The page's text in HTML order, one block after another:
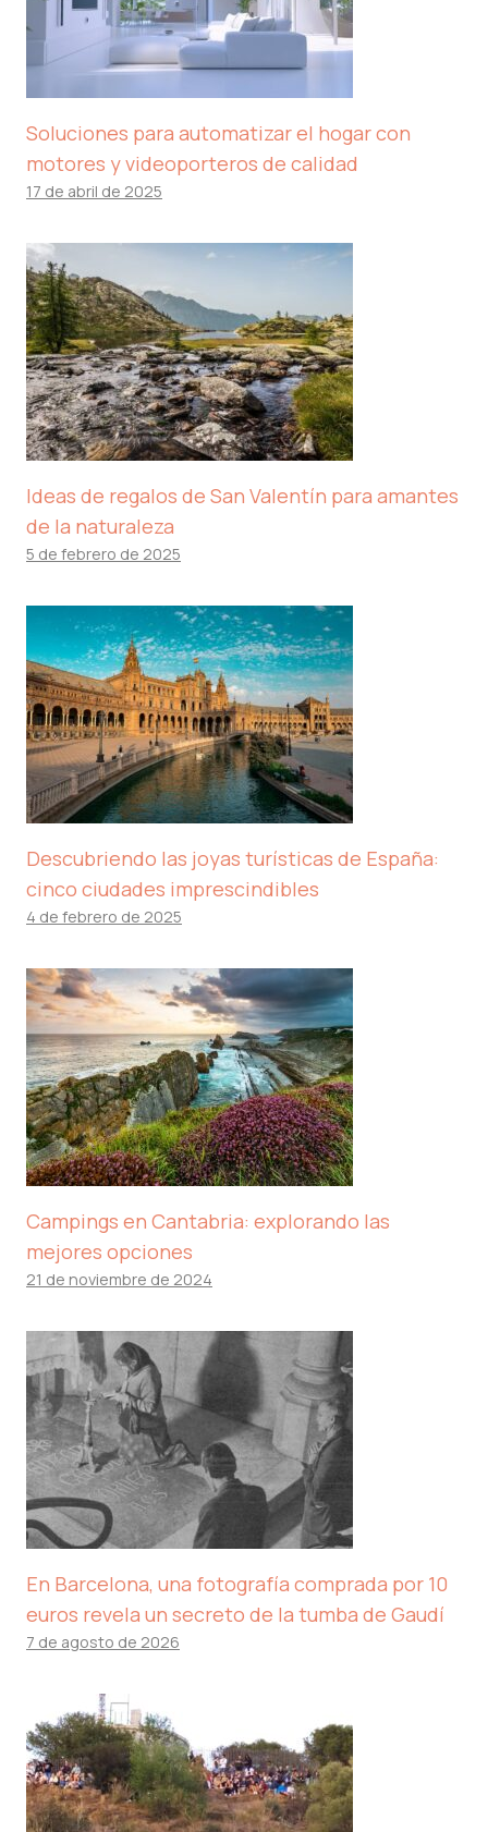
Soluciones para automatizar el hogar con
motores y videoporteros de calidad
17 de abril de 2025
Ideas de regalos de San Valentín para amantes
de la naturaleza
5 de febrero de 2025
Descubriendo las joyas turísticas de España:
cinco ciudades imprescindibles
4 de febrero de 2025
Campings en Cantabria: explorando las
mejores opciones
21 de noviembre de 2024
En Barcelona, ​​una fotografía comprada por 10
euros revela un secreto de la tumba de Gaudí
7 de agosto de 2026